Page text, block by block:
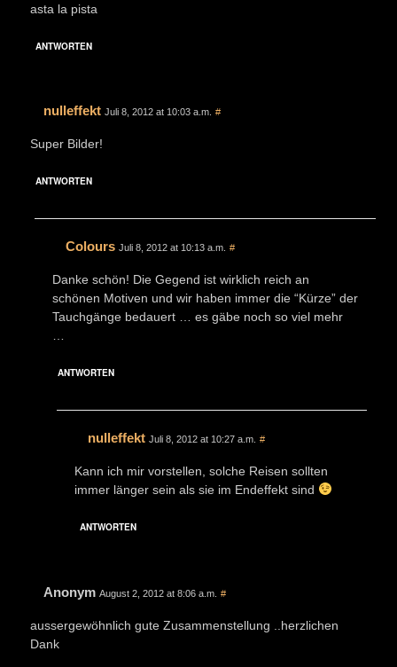
asta la pista
ANTWORTEN
nulleffekt Juli 8, 2012 at 10:03 a.m. #
Super Bilder!
ANTWORTEN
Colours Juli 8, 2012 at 10:13 a.m. #
Danke schön! Die Gegend ist wirklich reich an
schönen Motiven und wir haben immer die “Kürze” der
Tauchgänge bedauert … es gäbe noch so viel mehr
ANTWORTEN
nulleffekt Juli 8, 2012 at 10:27 a.m. #
Kann ich mir vorstellen, solche Reisen sollten
immer länger sein als sie im Endeffekt sind
ANTWORTEN
Anonym August 2, 2012 at 8:06 a.m. #
aussergewöhnlich gute Zusammenstellung ..herzlichen
Dank